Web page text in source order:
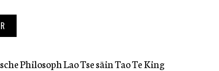
Philosoph Lao Tse säin Tao Te King